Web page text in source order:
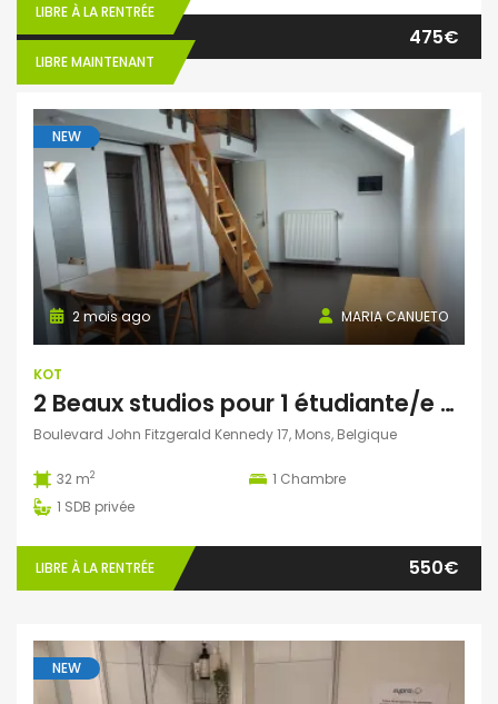
LIBRE À LA RENTRÉE
LIBRE MAINTENANT
475€
NEW
MARIA CANUETO
2 mois ago
KOT
2 Beaux studios pour 1 étudiante/e non domicilié/e à Mons
Boulevard John Fitzgerald Kennedy 17, Mons, Belgique
32 m2 1 Chambre
1 SDB privée
LIBRE À LA RENTRÉE 550€
NEW